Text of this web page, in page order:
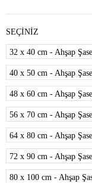
SEÇİNİZ
32 x 40 cm - Ahşap
40 x 50 cm - Ahşap
48 x 60 cm - Ahşap
56 x 70 cm - Ahşap
64 x 80 cm - Ahşap
72 x 90 cm - Ahşap
80 x 100 cm - Ahşap